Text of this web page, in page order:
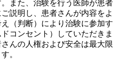
また、治験を行う医師が患者
説明し、患者さんが内容をよ
（判断）により治験に参加す
コンセント）していただきま
んの人権および安全は最大限
。